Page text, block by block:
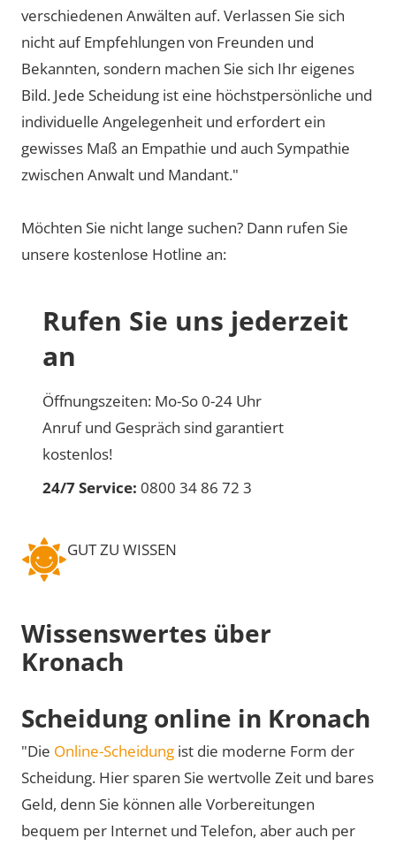
verschiedenen Anwälten auf. Verlassen Sie sich
nicht auf Empfehlungen von Freunden und
Bekannten, sondern machen Sie sich Ihr eigenes
Bild. Jede Scheidung ist eine höchstpersönliche und
individuelle Angelegenheit und erfordert ein
gewisses Maß an Empathie und auch Sympathie
zwischen Anwalt und Mandant."
Möchten Sie nicht lange suchen? Dann rufen Sie
unsere kostenlose Hotline an:
Rufen Sie uns jederzeit
an
Öffnungszeiten: Mo-So 0-24 Uhr
Anruf und Gespräch sind garantiert
kostenlos!
24/7 Service: 0800 34 86 72 3
GUT ZU WISSEN
Wissenswertes über
Kronach
Scheidung online in Kronach
"Die Online-Scheidung ist die moderne Form der
Scheidung. Hier sparen Sie wertvolle Zeit und bares
Geld, denn Sie können alle Vorbereitungen
bequem per Internet und Telefon, aber auch per